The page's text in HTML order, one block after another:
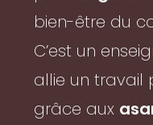
bien-être du
C’est un
allie un travail
grâce aux